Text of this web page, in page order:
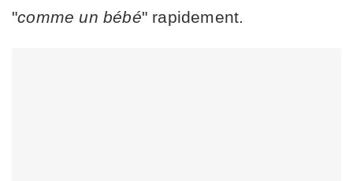
"comme un bébé" rapidement.